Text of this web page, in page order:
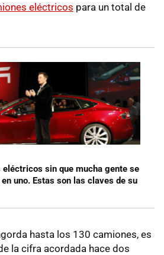
eléctricos para un total de
eléctricos sin que mucha gente se
uno. Estas son las claves de su
hasta los 130 camiones, es
la cifra acordada hace dos